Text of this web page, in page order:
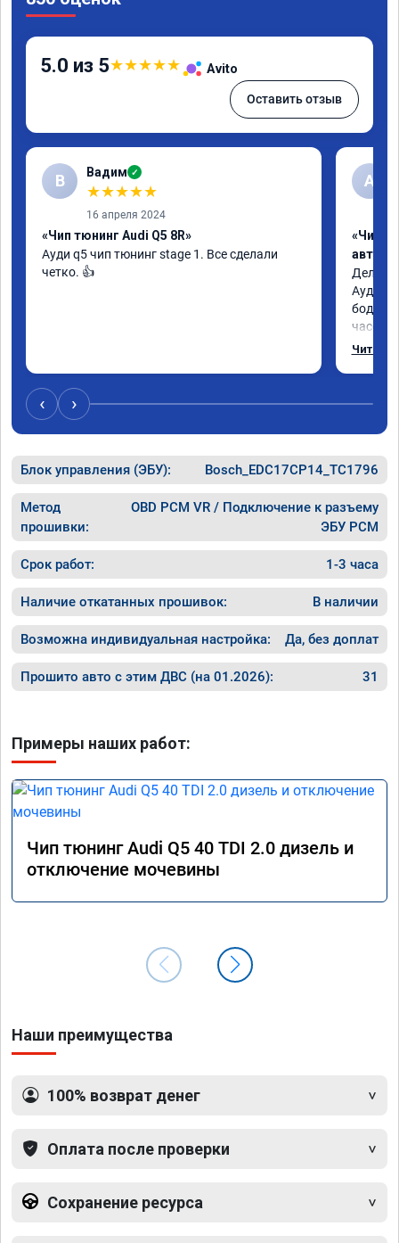
5.0 из 5★★★★★ Avito
Оставить отзыв
В Вадим ✓
★★★★★
16 апреля 2024
«Чип тюнинг Audi Q5 8R»
Ауди q5 чип тюнинг stage 1. Все сделали
четко. 👍
А
«Чип
Делал
как
Читать
‹ ›
Блок управления (ЭБУ): Bosch_EDC17CP14_TC1796
Метод
прошивки:
OBD PCM VR / Подключение к разъему
ЭБУ PCM
Срок работ: 1-3 часа
Наличие откатанных прошивок: В наличии
Возможна индивидуальная настройка: Да, без доплат
Прошито авто с этим ДВС (на 01.2026): 31
Примеры наших работ:
Чип тюнинг Audi Q5 40 TDI 2.0 дизель и
отключение мочевины
Наши преимущества
100% возврат денег
Оплата после проверки
Сохранение ресурса